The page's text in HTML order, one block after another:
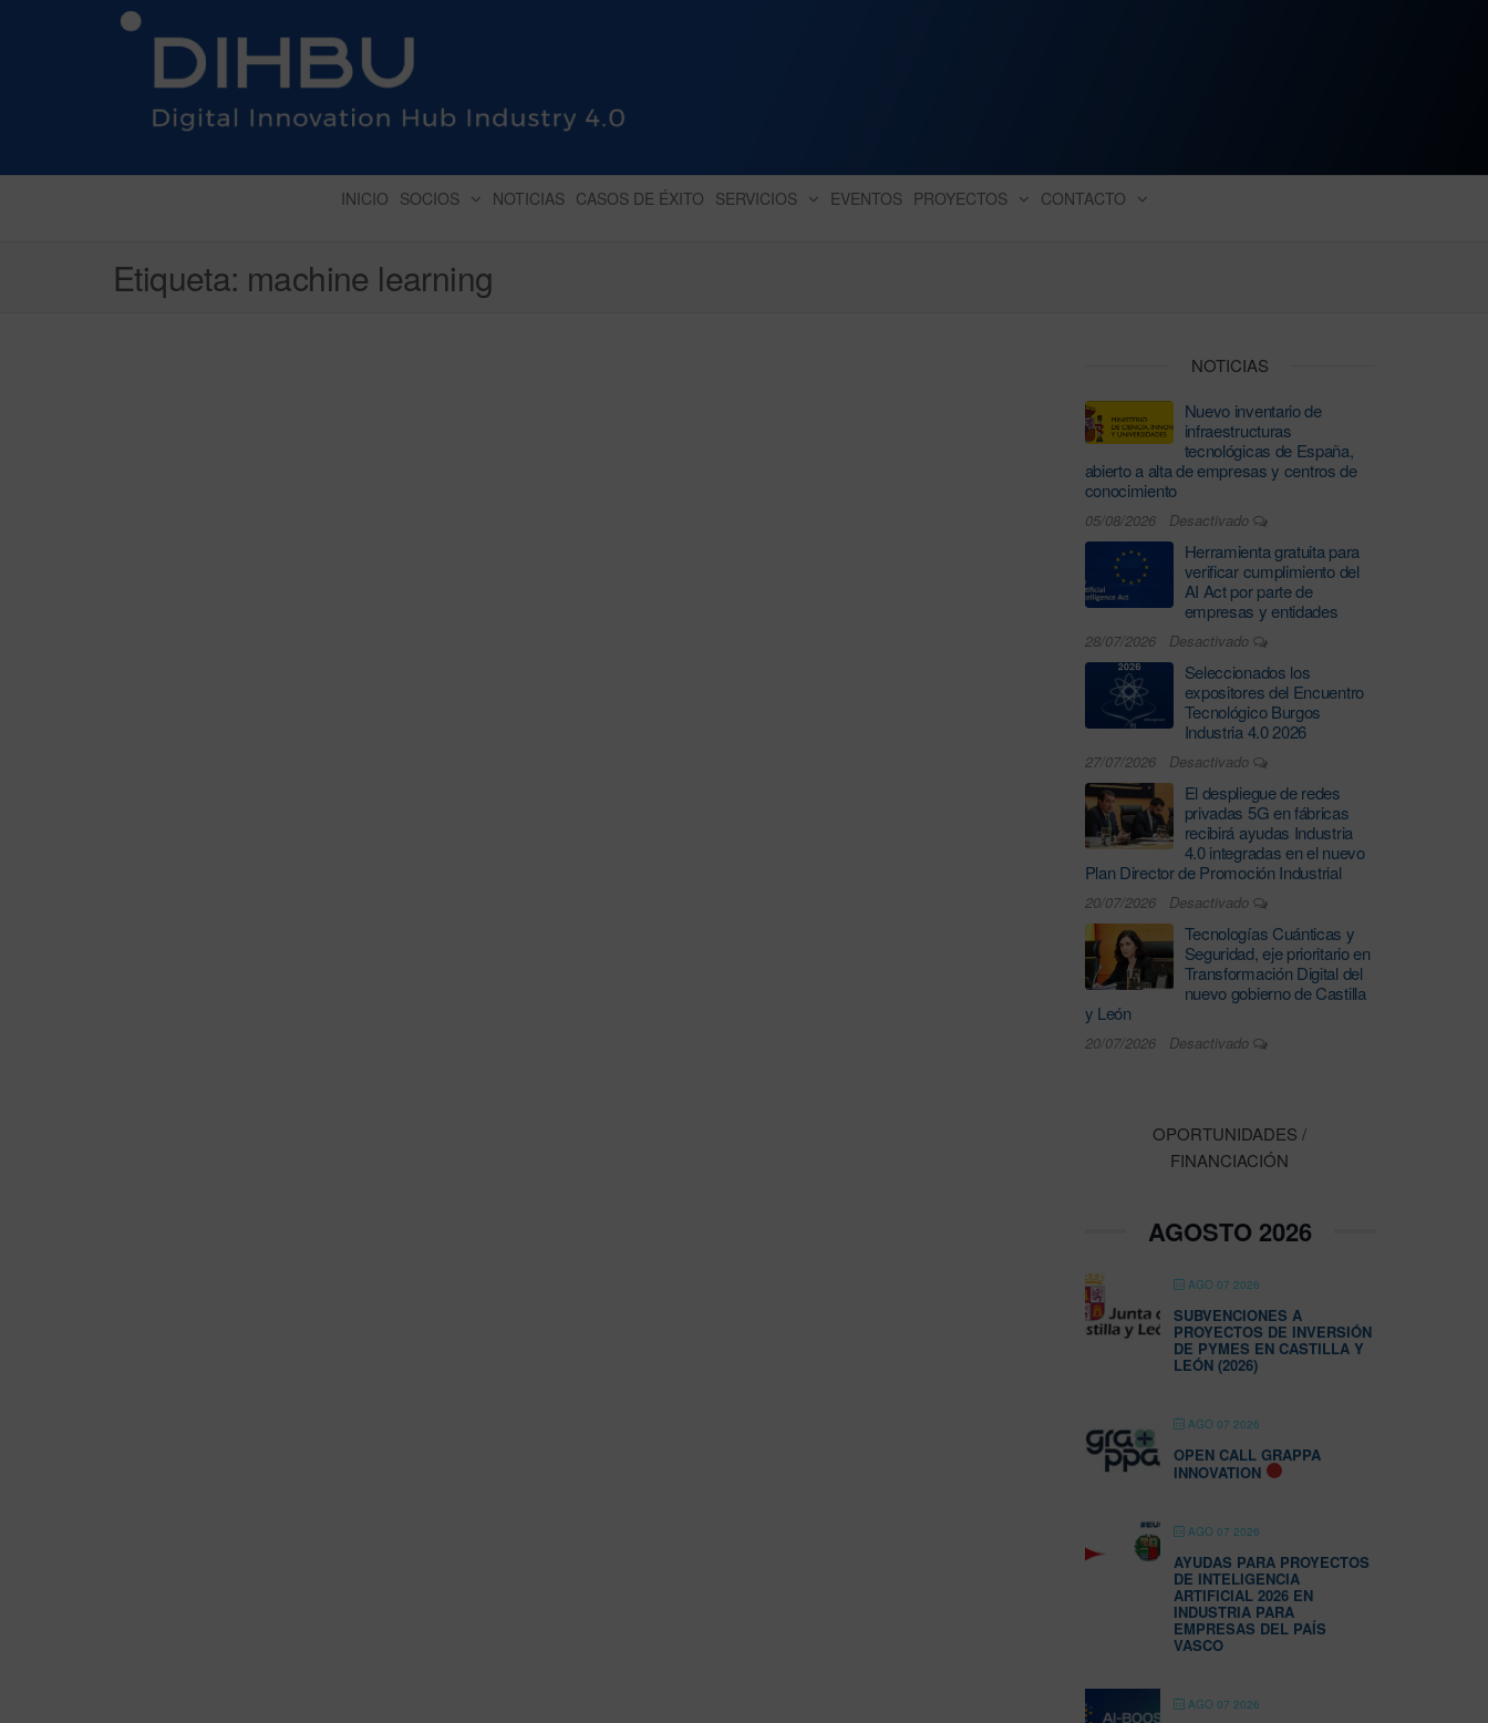
DIGITAL INNOVATION HUB INDUSTRY 4.0
INICIO SOCIOS NOTICIAS CASOS DE ÉXITO SERVICIOS EVENTOS PROYECTOS CONTACTO
Etiqueta: machine learning
NOTICIAS
Nuevo inventario de
infraestructuras
tecnológicas de España,
abierto a alta de empresas y centros de
conocimiento
05/08/2026 Desactivado
Herramienta gratuita para
verificar cumplimiento del
AI Act por parte de
empresas y entidades
28/07/2026 Desactivado
Seleccionados los
expositores del Encuentro
Tecnológico Burgos
Industria 4.0 2026
27/07/2026 Desactivado
El despliegue de redes
privadas 5G en fábricas
recibirá ayudas Industria
4.0 integradas en el nuevo
Plan Director de Promoción Industrial
20/07/2026 Desactivado
Tecnologías Cuánticas y
Seguridad, eje prioritario en
Transformación Digital del
nuevo gobierno de Castilla
y León
20/07/2026 Desactivado
OPORTUNIDADES /
FINANCIACIÓN
AGOSTO 2026
AGO 07 2026
SUBVENCIONES A
PROYECTOS DE INVERSIÓN
DE PYMES EN CASTILLA Y
LEÓN (2026)
AGO 07 2026
OPEN CALL GRAPPA
INNOVATION
AGO 07 2026
AYUDAS PARA PROYECTOS
DE INTELIGENCIA
ARTIFICIAL 2026 EN
INDUSTRIA PARA
EMPRESAS DEL PAÍS
VASCO
AGO 07 2026